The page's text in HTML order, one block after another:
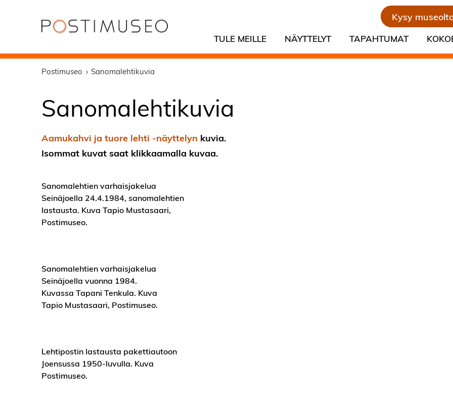
Kysy
TULE MEILLE NÄYTTELYT TAPAHTUMAT
Postimuseo Sanomalehtikuvia
Sanomalehtikuvia
Aamukahvi ja tuore lehti -näyttelyn kuvia.
Isommat kuvat saat klikkaamalla kuvaa.
Sanomalehtien varhaisjakelua
Seinäjoella 24.4.1984, sanomalehtien
lastausta. Kuva Tapio Mustasaari,
Postimuseo.
Sanomalehtien varhaisjakelua
Seinäjoella vuonna 1984.
Kuvassa Tapani Tenkula. Kuva
Tapio Mustasaari, Postimuseo.
Lehtipostin lastausta pakettiautoon
Joensussa 1950-luvulla. Kuva
Postimuseo.